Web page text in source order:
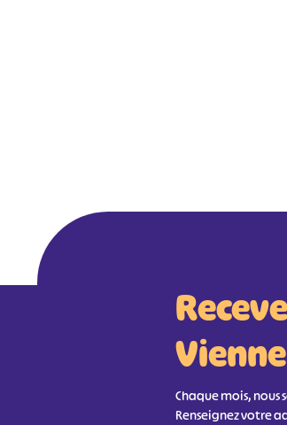
Vienne
Chaque mois,
Renseignez votre